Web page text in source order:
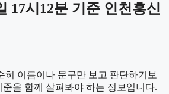
17시12분 기준 인천흥신
히 이름이나 문구만 보고 판단하기보
을 함께 살펴봐야 하는 정보입니다.